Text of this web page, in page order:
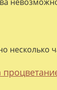
несколько